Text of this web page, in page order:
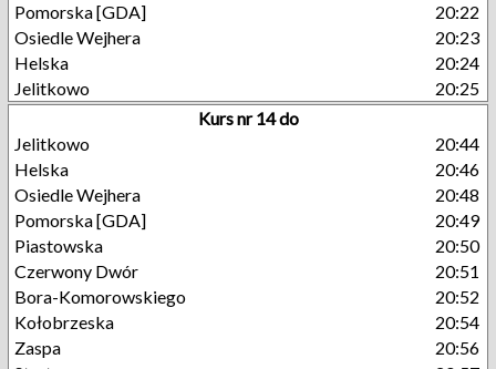
Pomorska [GDA]
20:22
Osiedle Wejhera
20:23
Helska
20:24
Jelitkowo
20:25
Kurs nr 14 do
Jelitkowo
20:44
Helska
20:46
Osiedle Wejhera
20:48
Pomorska [GDA]
20:49
Piastowska
20:50
Czerwony Dwór
20:51
Bora-Komorowskiego
20:52
Kołobrzeska
20:54
Zaspa
20:56